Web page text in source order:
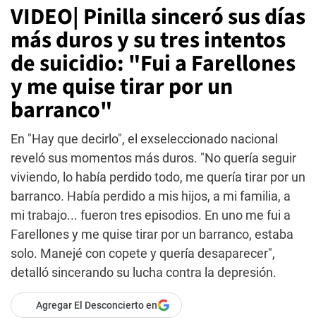
VIDEO| Pinilla sinceró sus días
más duros y su tres intentos
de suicidio: "Fui a Farellones
y me quise tirar por un
barranco"
En "Hay que decirlo", el exseleccionado nacional
reveló sus momentos más duros. "No quería seguir
viviendo, lo había perdido todo, me quería tirar por un
barranco. Había perdido a mis hijos, a mi familia, a
mi trabajo... fueron tres episodios. En uno me fui a
Farellones y me quise tirar por un barranco, estaba
solo. Manejé con copete y quería desaparecer",
detalló sincerando su lucha contra la depresión.
Agregar El Desconcierto en